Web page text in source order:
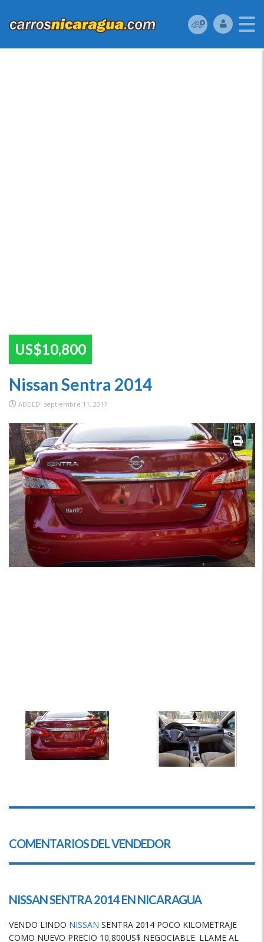
US$10,800
Nissan Sentra 2014
ADDED: septiembre 11, 2017
COMENTARIOS DEL VENDEDOR
NISSAN SENTRA 2014 ENNICARAGUA
VENDO LINDO NISSAN SENTRA 2014 POCO KILOMETRAJE
COMO NUEVO PRECIO 10,800US$ NEGOCIABLE. LLAME AL